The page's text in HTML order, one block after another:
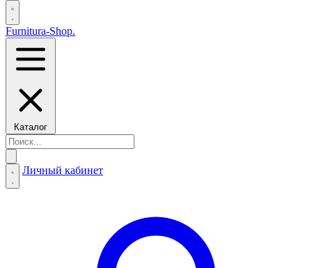
Furnitura-Shop.
Каталог
Личный кабинет